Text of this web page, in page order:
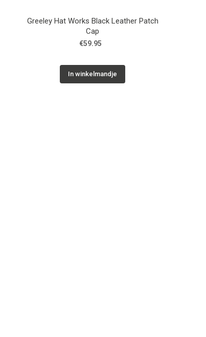
Greeley Hat Works Black Leather Patch
Cap
€59.95
In winkelmandje